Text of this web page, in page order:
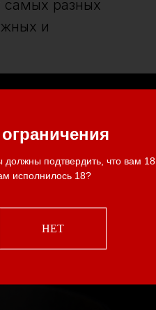
должны подтвердить, что вам 18
исполнилось 18?
НЕТ
самых разных
и